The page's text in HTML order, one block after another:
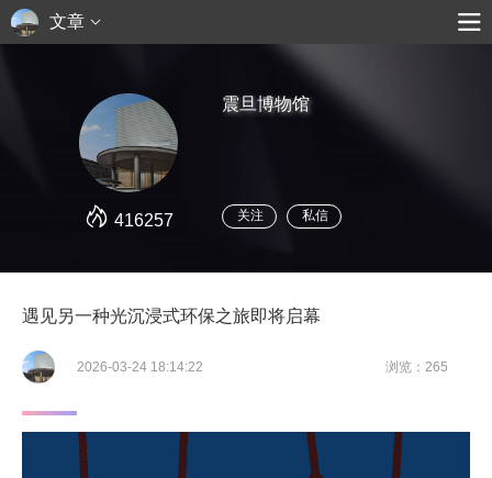
文章
416257
震旦博物馆
关注 私信
遇见另一种光沉浸式环保之旅即将启幕
2026-03-24 18:14:22 浏览：265